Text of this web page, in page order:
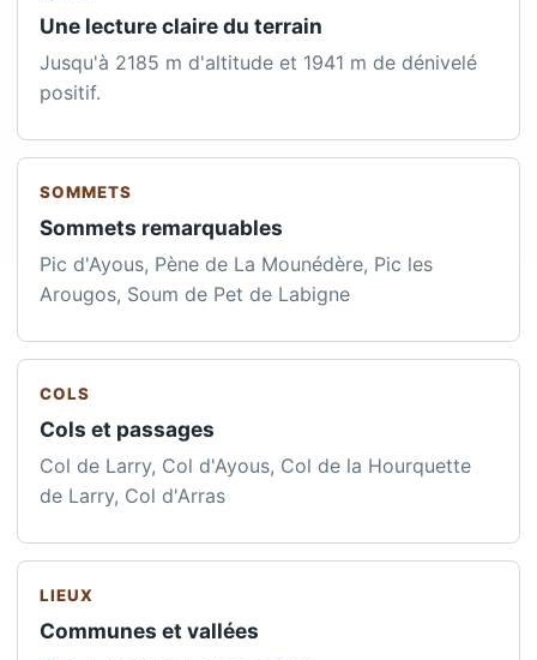
Une lecture claire du terrain
Jusqu'à 2185 m d'altitude et 1941 m de dénivelé
positif.
SOMMETS
Sommets remarquables
Pic d'Ayous, Pène de La Mounédère, Pic les
Arougos, Soum de Pet de Labigne
COLS
Cols et passages
Col de Larry, Col d'Ayous, Col de la Hourquette
de Larry, Col d'Arras
LIEUX
Communes et vallées